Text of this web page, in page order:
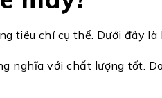
tiêu chí cụ thể. Dưới đây
nghĩa với chất lượng tốt.